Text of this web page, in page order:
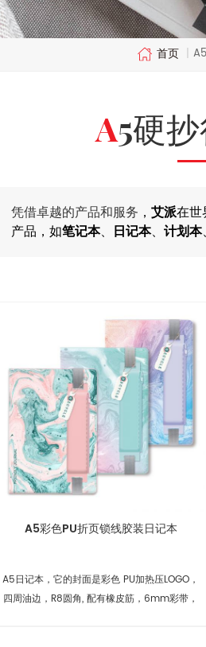
首页 |
A5硬
凭借卓越的产品和服务 ， 艾派在世
产品，如笔记本、 日记本、 计划本
A5彩色PU折页锁线胶装日记本
A5日记本，它的封面是彩色 PU加热压LOGO，
四周油边，R8圆角, 配有橡皮筋，6mm彩带，